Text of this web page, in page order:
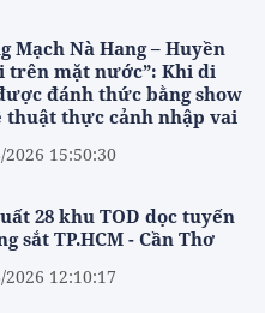
Mạch Nà Hang – Huyền
trên mặt nước”: Khi di
đánh thức bằng show
thuật thực cảnh nhập vai
2026 15:50:30
28 khu TOD dọc tuyến
sắt TP.HCM - Cần Thơ
2026 12:10:17